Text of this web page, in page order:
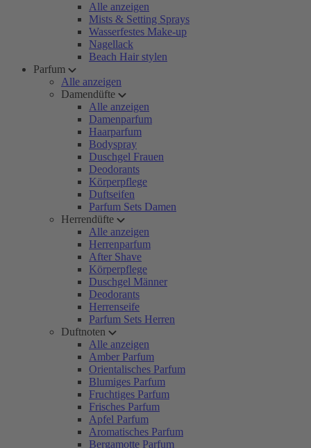
Alle anzeigen
Mists & Setting Sprays
Wasserfestes Make-up
Nagellack
Beach Hair stylen
Parfum
Alle anzeigen
Damendüfte
Alle anzeigen
Damenparfum
Haarparfum
Bodyspray
Duschgel Frauen
Deodorants
Körperpflege
Duftseifen
Parfum Sets Damen
Herrendüfte
Alle anzeigen
Herrenparfum
After Shave
Körperpflege
Duschgel Männer
Deodorants
Herrenseife
Parfum Sets Herren
Duftnoten
Alle anzeigen
Amber Parfum
Orientalisches Parfum
Blumiges Parfum
Fruchtiges Parfum
Frisches Parfum
Apfel Parfum
Aromatisches Parfum
Bergamotte Parfum